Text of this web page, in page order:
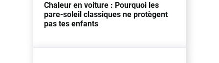
Chaleur en voiture : Pourquoi les
pare-soleil classiques ne protègent
pas tes enfants